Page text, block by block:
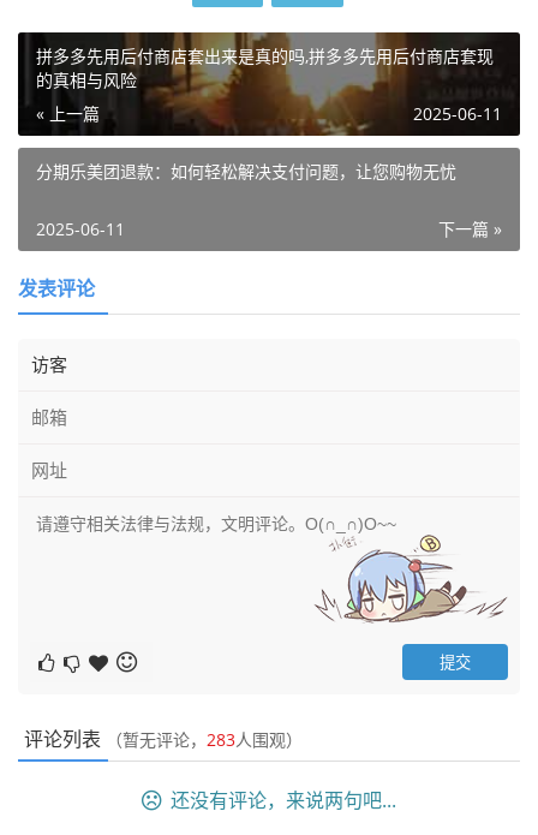
拼多多先用后付商店套出来是真的吗,拼多多先用后付商店套现
的真相与风险
« 上一篇
2025-06-11
分期乐美团退款：如何轻松解决支付问题，让您购物无忧
下一篇 »
2025-06-11
发表评论
评论列表 （暂无评论， 283人围观）
还没有评论，来说两句吧...